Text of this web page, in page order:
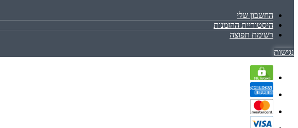
החשבון שלי
היסטוריית ההזמנות
רשימת תפוצה
נגישות